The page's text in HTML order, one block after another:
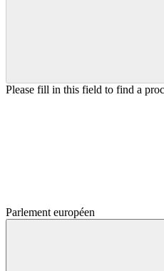
Please fill in this field to find a
Parlement européen